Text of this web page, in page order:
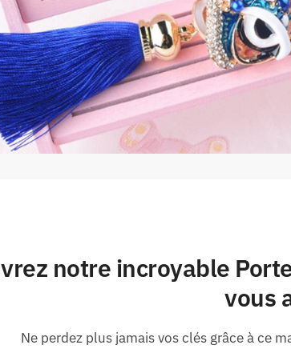
notre incroyable
vous
Ne perdez plus jamais vos clés grâce à ce